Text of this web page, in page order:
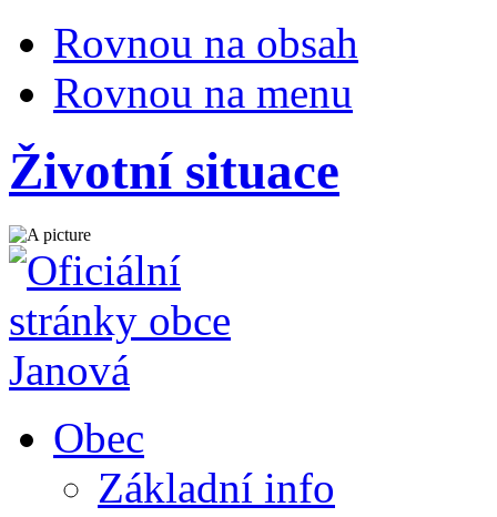
Rovnou na obsah
Rovnou na menu
Životní situace
Obec
Základní info